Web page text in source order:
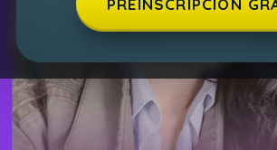
PREINSCRIPCIÓN